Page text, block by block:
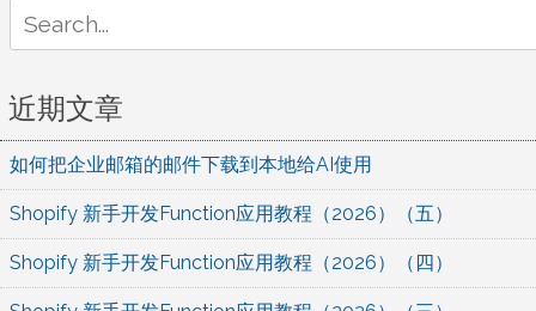
for:
近期文章
如何把企业邮箱的邮件下载到本地给AI使用
Shopify 新手开发Function应用教程（2026）（五）
Shopify 新手开发Function应用教程（2026）（四）